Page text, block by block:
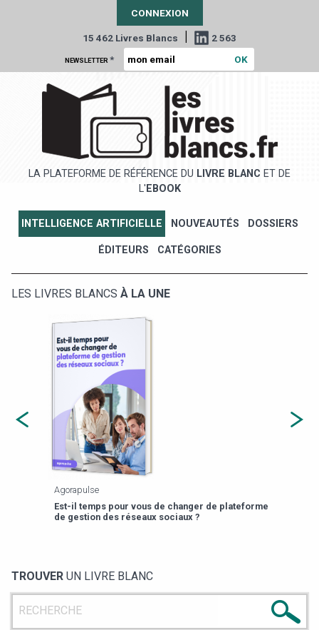
CONNEXION
15 462 Livres Blancs | 2 563
NEWSLETTER *
LA PLATEFORME DE RÉFÉRENCE DU LIVRE BLANC ET DE
L' EBOOK
INTELLIGENCE ARTIFICIELLE NOUVEAUTÉS DOSSIERS
ÉDITEURS CATÉGORIES
LES LIVRES BLANCS À LA UNE
Agorapulse
Est-il temps pour vous de changer de plateforme
de gestion des réseaux sociaux ?
TROUVER UN LIVRE BLANC